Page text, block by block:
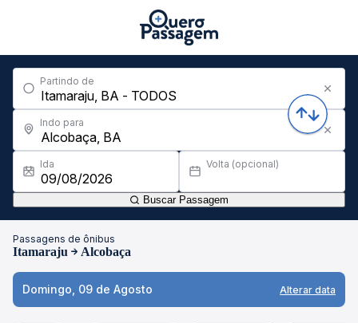
Partindo de
Indo para
Ida Volta (opcional)
Buscar Passagem
Passagens de ônibus
Itamaraju Alcobaça
Domingo, 09 de Agosto Alterar data